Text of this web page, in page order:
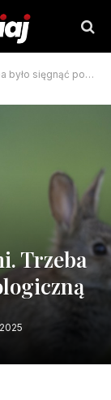
po broń biologiczną
Trzeba